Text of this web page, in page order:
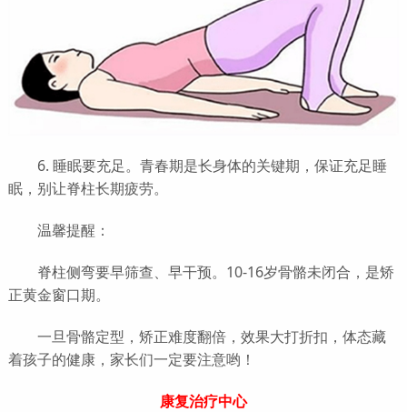
6. 睡眠要充足。青春期是长身体的关键期，保证充足睡
眠，别让脊柱长期疲劳。
温馨提醒：
脊柱侧弯要早筛查、早干预。10-16岁骨骼未闭合，是矫
正黄金窗口期。
一旦骨骼定型，矫正难度翻倍，效果大打折扣，体态藏
着孩子的健康，家长们一定要注意哟！
康复治疗中心